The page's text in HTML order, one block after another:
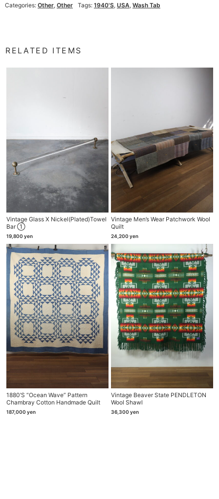
Categories: Other, Other Tags: 1940's, USA, Wash Tab
RELATED ITEMS
Vintage Glass X Nickel(plated)towel
Bar ①
19,800 yen
Vintage Men’s Wear Patchwork Wool
Quilt
24,200 yen
1880’s “ocean Wave” Pattern
Chambray Cotton Handmade Quilt
187,000 yen
Vintage Beaver State PENDLETON
Wool Shawl
36,300 yen